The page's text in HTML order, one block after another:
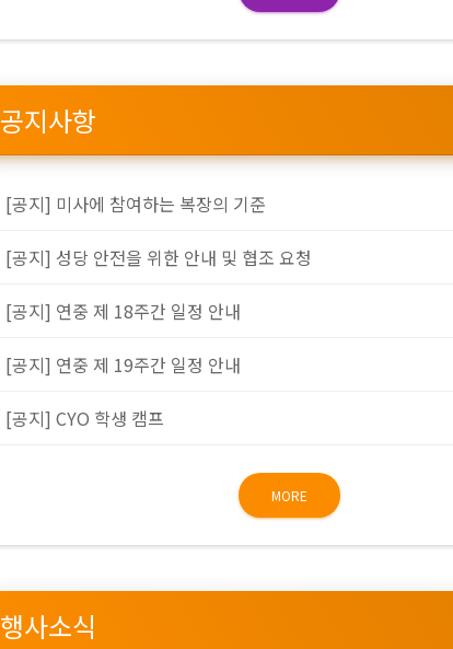
공지사항
[공지] 미사에 참여하는 복장의 기준
[공지] 성당 안전을 위한 안내 및 협조 요청
[공지] 연중 제 18주간 일정 안내
[공지] 연중 제 19주간 일정 안내
[공지] CYO 학생 캠프
MORE
행사소식